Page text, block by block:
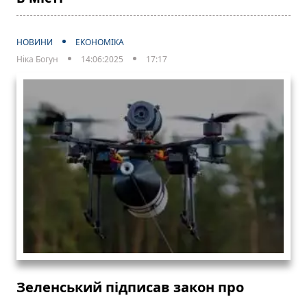
НОВИНИ
ЕКОНОМІКА
Ніка Богун
14:06:2025 17:17
Зеленський підписав закон про